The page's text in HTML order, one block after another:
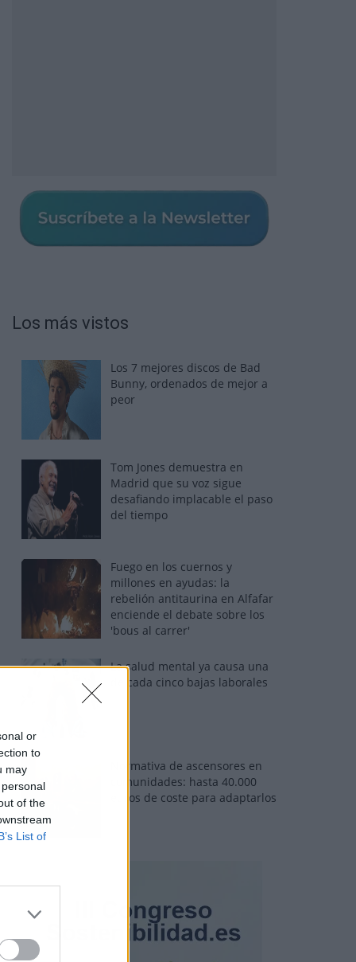
or
to
may
of the
List of
Los más vistos
Los 7 mejores discos de Bad
Bunny, ordenados de mejor a
peor
Tom Jones demuestra en
Madrid que su voz sigue
desafiando implacable el paso
del tiempo
Fuego en los cuernos y
millones en ayudas: la
rebelión antitaurina en Alfafar
enciende el debate sobre los
'bous al carrer'
La salud mental ya causa una
de cada cinco bajas laborales
Normativa de ascensores en
comunidades: hasta 40.000
euros de coste para adaptarlos